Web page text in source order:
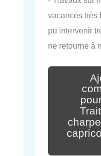
vacances très
pu intervenir
ne retourne à